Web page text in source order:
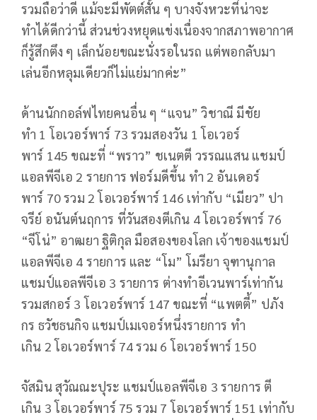
รวมถือว่าดี แม้จะมีพัตต์สั้น ๆ บางจังหวะที่น่าจะ
ทำได้ดีกว่านี้ ส่วนช่วงหยุดแข่งเนื่องจากสภาพอากาศ
ก็รู้สึกตึง ๆ เล็กน้อยขณะนั่งรอในรถ แต่พอกลับมา
เล่นอีกหลุมเดียวก็ไม่แย่มากค่ะ”
ด้านนักกอล์ฟไทยคนอื่น ๆ “แจน” วิชาณี มีชัย
ทำ 1 โอเวอร์พาร์ 73รวมสองวัน 1โอเวอร์
พาร์ 145 ขณะที่ “พราว” ชเนตตี วรรณแสน แชมป์
แอลพีจีเอ 2 รายการ ฟอร์มดีขึ้น ทำ 2 อันเดอร์
พาร์ 70รวม 2โอเวอร์พาร์ 146 เท่ากับ “เมียว” ปา
จรีย์ อนันต์นฤการ ที่วันสองตีเกิน 4โอเวอร์พาร์ 76
“จีโน่” อาฒยา ฐิติกุล มือสองของโลก เจ้าของแชมป์
แอลพีจีเอ 4 รายการ และ “โม” โมรียา จุฑานุกาล
แชมป์แอลพีจีเอ 3 รายการ ต่างทำอีเวนพาร์เท่ากัน
รวมสกอร์ 3 โอเวอร์พาร์ 147 ขณะที่ “แพตตี้” ปภัง
กร ธวัชธนกิจ แชมป์เมเจอร์หนึ่งรายการ ทำ
เกิน 2โอเวอร์พาร์ 74รวม 6 โอเวอร์พาร์ 150
จัสมิน สุวัณณะปุระ แชมป์แอลพีจีเอ 3รายการ ตี
เกิน 3โอเวอร์พาร์ 75รวม 7 โอเวอร์พาร์ 151 เท่ากับ